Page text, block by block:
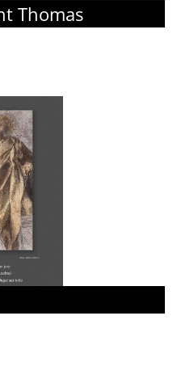
Thomas